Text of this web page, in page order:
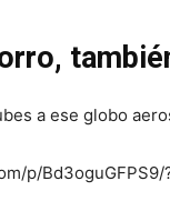
a ese globo
p/